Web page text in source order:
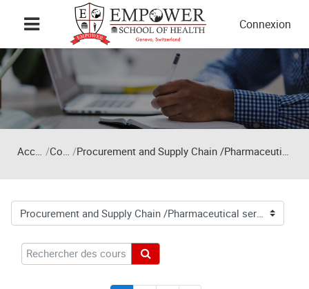
Passer au contenu principal
Connexion
Accueil Cours Procurement and Supply Chain /Pharmaceutical services
Catégories de cours
Rechercher des cours
Rechercher des cours